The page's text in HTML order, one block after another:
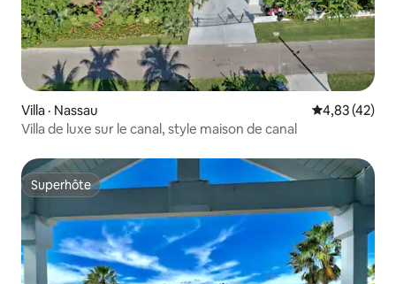
Villa · Nassau Note
4,83 (42)
Villa de luxe sur le canal, style maison de canal
Superhôte
Superhôte